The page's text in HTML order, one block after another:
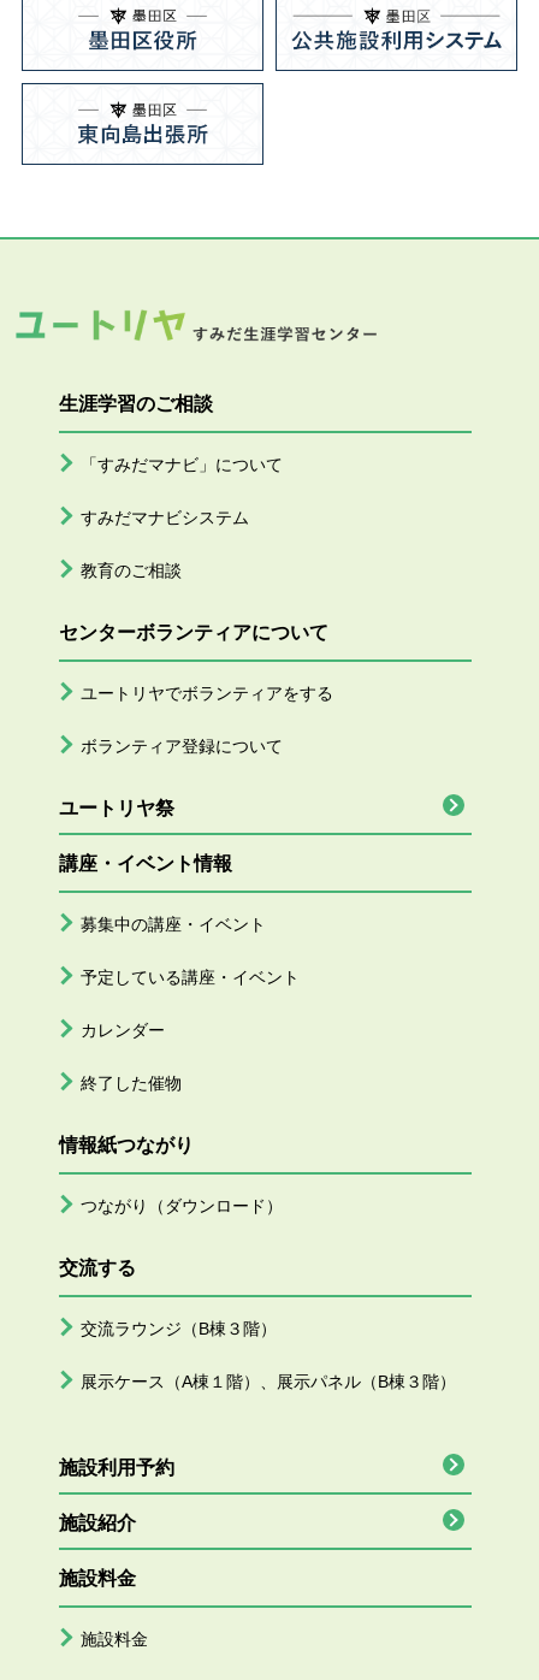
生涯学習のご相談
「すみだマナビ」について
すみだマナビシステム
教育のご相談
センターボランティアについて
ユートリヤでボランティアをする
ボランティア登録について
ユートリヤ祭
講座・イベント情報
募集中の講座・イベント
予定している講座・イベント
カレンダー
終了した催物
情報紙つながり
つながり（ダウンロード）
交流する
交流ラウンジ（B棟３階）
展示ケース（A棟１階）、展示パネル（B棟３階）
施設利用予約
施設紹介
施設料金
施設料金